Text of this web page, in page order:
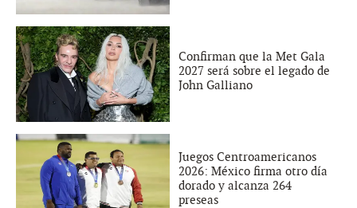
Confirman que la Met Gala
2027 será sobre el legado de
John Galliano
Juegos Centroamericanos
2026: México firma otro día
dorado y alcanza 264
preseas